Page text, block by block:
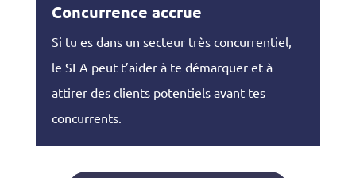
Concurrence accrue
Si tu es dans un secteur très concurrentiel,
le SEA peut t’aider à te démarquer et à
attirer des clients potentiels avant tes
concurrents.